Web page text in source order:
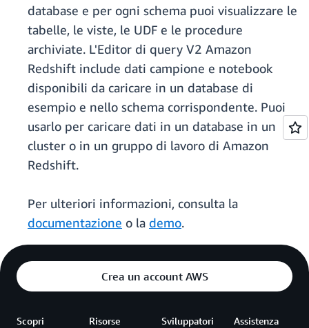
database e per ogni schema puoi visualizzare le
tabelle, le viste, le UDF e le procedure
archiviate. L'Editor di query V2 Amazon
Redshift include dati campione e notebook
disponibili da caricare in un database di
esempio e nello schema corrispondente. Puoi
usarlo per caricare dati in un database in un
cluster o in un gruppo di lavoro di Amazon
Redshift.
Per ulteriori informazioni, consulta la
documentazione o la demo.
Crea un account AWS
Scopri Risorse Sviluppatori Assistenza